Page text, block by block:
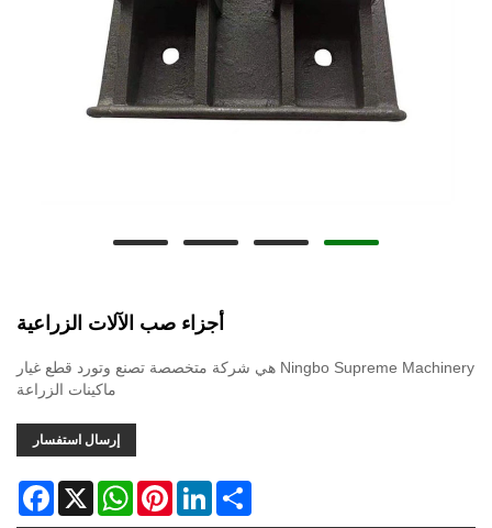
أجزاء صب الآلات الزراعية
Ningbo Supreme Machinery هي شركة متخصصة تصنع وتورد قطع غيار
ماكينات الزراعة
إرسال استفسار
X
WhatsAppPinterestLinkedInShare